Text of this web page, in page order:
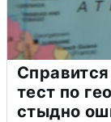
тест по
стыдно